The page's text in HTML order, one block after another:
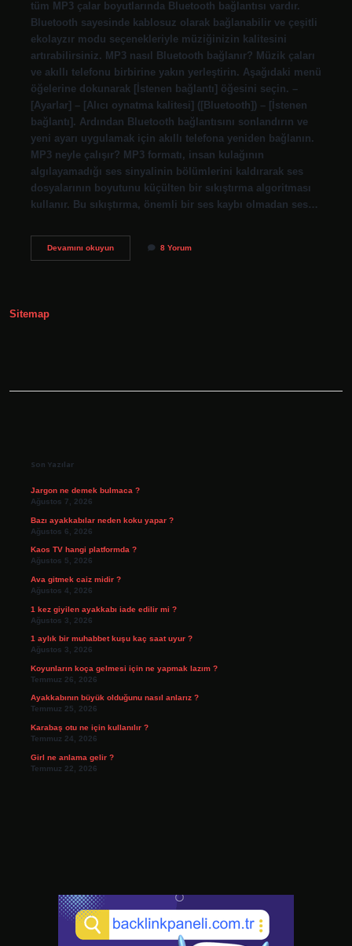
tüm MP3 çalar boyutlarında Bluetooth bağlantısı vardır.
Bluetooth sayesinde kablosuz olarak bağlanabilir ve çeşitli
ekolayzır modu seçenekleriyle müziğinizin kalitesini
artırabilirsiniz. MP3 nasıl Bluetooth bağlanır? Müzik çaları
ve akıllı telefonu birbirine yakın yerleştirin. Aşağıdaki menü
öğelerine dokunarak [İstenen bağlantı] öğesini seçin. –
[Ayarlar] – [Alıcı oynatma kalitesi] ([Bluetooth]) – [İstenen
bağlantı]. Ardından Bluetooth bağlantısını sonlandırın ve
yeni ayarı uygulamak için akıllı telefona yeniden bağlanın.
MP3 neyle çalışır? MP3 formatı, insan kulağının
algılayamadığı ses sinyalinin bölümlerini kaldırarak ses
dosyalarının boyutunu küçülten bir sıkıştırma algoritması
kullanır. Bu sıkıştırma, önemli bir ses kaybı olmadan ses…
Devamını okuyunMp3E
8 Yorum
Sitemap
Son Yazılar
Jargon ne demek bulmaca ?
Ağustos 7, 2026
Bazı ayakkabılar neden koku yapar ?
Ağustos 6, 2026
Kaos TV hangi platformda ?
Ağustos 5, 2026
Ava gitmek caiz midir ?
Ağustos 4, 2026
1 kez giyilen ayakkabı iade edilir mi ?
Ağustos 3, 2026
1 aylık bir muhabbet kuşu kaç saat uyur ?
Ağustos 3, 2026
Koyunların koça gelmesi için ne yapmak lazım ?
Temmuz 26, 2026
Ayakkabının büyük olduğunu nasıl anlarız ?
Temmuz 25, 2026
Karabaş otu ne için kullanılır ?
Temmuz 24, 2026
Girl ne anlama gelir ?
Temmuz 22, 2026